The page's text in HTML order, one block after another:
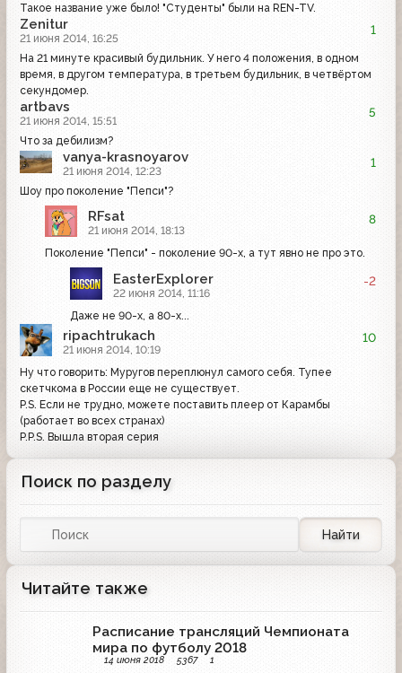
Такое название уже было! "Студенты" были на REN-TV.
Zenitur
21 июня 2014, 16:25
1
На 21 минуте красивый будильник. У него 4 положения, в одном
время, в другом температура, в третьем будильник, в четвёртом
секундомер.
artbavs
21 июня 2014, 15:51
5
Что за дебилизм?
vanya-krasnoyarov
21 июня 2014, 12:23
1
Шоу про поколение "Пепси"?
RFsat
21 июня 2014, 18:13
8
Поколение "Пепси" - поколение 90-х, а тут явно не про это.
EasterExplorer
22 июня 2014, 11:16
-2
Даже не 90-х, а 80-х...
ripachtrukach
21 июня 2014, 10:19
10
Ну что говорить: Муругов переплюнул самого себя. Тупее
скетчкома в России еще не существует.
P.S. Если не трудно, можете поставить плеер от Карамбы
(работает во всех странах)
P.P.S. Вышла вторая серия
Поиск по разделу
Найти
Читайте также
Расписание трансляций Чемпионата
мира по футболу 2018
14 июня 2018 5367 1